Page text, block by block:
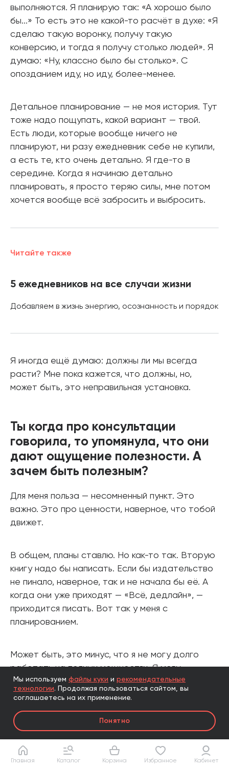
выполняются. Я планирую так: «А хорошо было
бы...» То есть это не какой-то расчёт в духе: «Я
сделаю такую воронку, получу такую
конверсию, и тогда я получу столько людей». Я
думаю: «Ну, классно было бы столько». С
опозданием иду, но иду, более-менее.
Детальное планирование — не моя история. Тут
тоже надо пощупать, какой вариант — твой.
Есть люди, которые вообще ничего не
планируют, ни разу ежедневник себе не купили,
а есть те, кто очень детально. Я где-то в
середине. Когда я начинаю детально
планировать, я просто теряю силы, мне потом
хочется вообще всё забросить и выбросить.
Читайте также
5 ежедневников на все случаи жизни
Добавляем в жизнь энергию, осознанность и порядок
Я иногда ещё думаю: должны ли мы всегда
расти? Мне пока кажется, что должны, но,
может быть, это неправильная установка.
Ты когда про консультации
говорила, то упомянула, что они
дают ощущение полезности. А
зачем быть полезным?
Для меня польза — несомненный пункт. Это
важно. Это про ценности, наверное, что тобой
движет.
В общем, планы ставлю. Но как-то так. Вторую
книгу надо бы написать. Если бы издательство
не пинало, наверное, так и не начала бы её. А
когда они уже приходят — «Всё, дедлайн», —
приходится писать. Вот так у меня с
планированием.
Может быть, это минус, что я не могу долго
работать на полных мощностях. Я могу
впрячься, но потом мне нужен перерыв. Я как-то
разговаривала с коучем, он рассказал, что
напрячься, а потом необходим отдых, а кто-то
Тони Роббинс. Я купила его книгу и на третьей
странице мне стало нехорошо от количества
Мы используем файлы куки и рекомендательные
технологии. Продолжая пользоваться сайтом, вы
соглашаетесь на их применение.
Понятно
Главная Каталог Корзина Избранное Кабинет